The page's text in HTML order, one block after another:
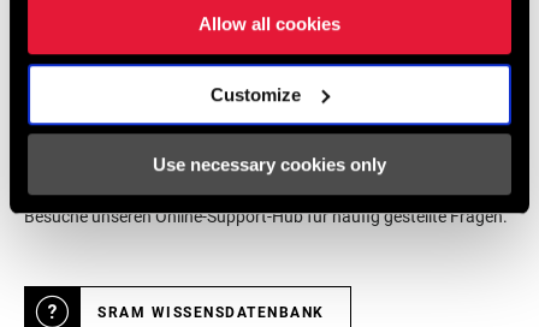
Allow all cookies
Customize
Use necessary cookies only
Online Hilfe
Besuche unseren Online-Support-Hub für häufig gestellte Fragen.
SRAM WISSENSDATENBANK